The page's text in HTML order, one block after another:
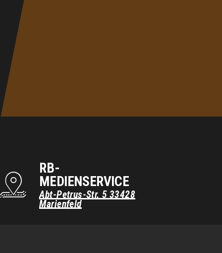
RB-
MEDIENSERVICE
Abt-Petrus-Str. 5 33428
Marienfeld